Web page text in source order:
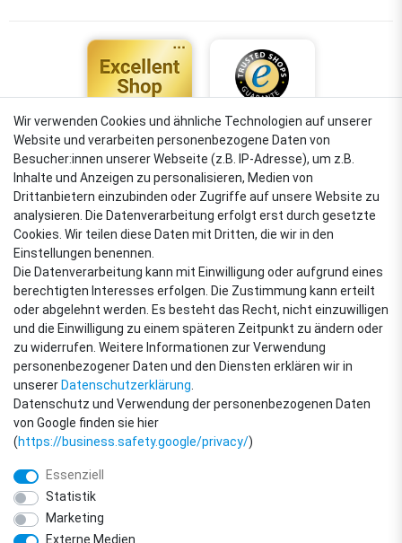
4,88
Sehr gut
VERSANDARTEN
ZAHLUNGSARTEN
Wir verwenden Cookies und ähnliche Technologien auf unserer
Website und verarbeiten personenbezogene Daten von
Besucher:innen unserer Webseite (z.B. IP-Adresse), um z.B.
Inhalte und Anzeigen zu personalisieren, Medien von
Drittanbietern einzubinden oder Zugriffe auf unsere Website zu
analysieren. Die Datenverarbeitung erfolgt erst durch gesetzte
Cookies. Wir teilen diese Daten mit Dritten, die wir in den
Einstellungen benennen.
Die Datenverarbeitung kann mit Einwilligung oder aufgrund eines
berechtigten Interesses erfolgen. Die Zustimmung kann erteilt
oder abgelehnt werden. Es besteht das Recht, nicht einzuwilligen
und die Einwilligung zu einem späteren Zeitpunkt zu ändern oder
zu widerrufen. Weitere Informationen zur Verwendung
personenbezogener Daten und den Diensten erklären wir in
unserer Daten­schutz­erklärung
Datenschutz und Verwendung der personenbezogenen Daten
von Google finden sie hier
(https://business.safety.google/privacy/)
Essenziell
Statistik
Marketing
Externe Medien